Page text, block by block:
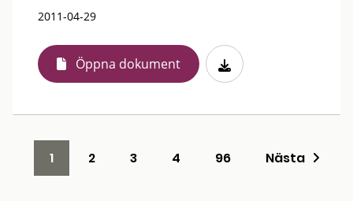
2011-04-29
Öppna dokument
1 2 3 4 96 Nästa